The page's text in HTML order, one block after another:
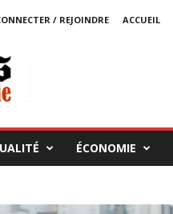
/ REJOINDRE ACCUEIL
ÉCONOMIE